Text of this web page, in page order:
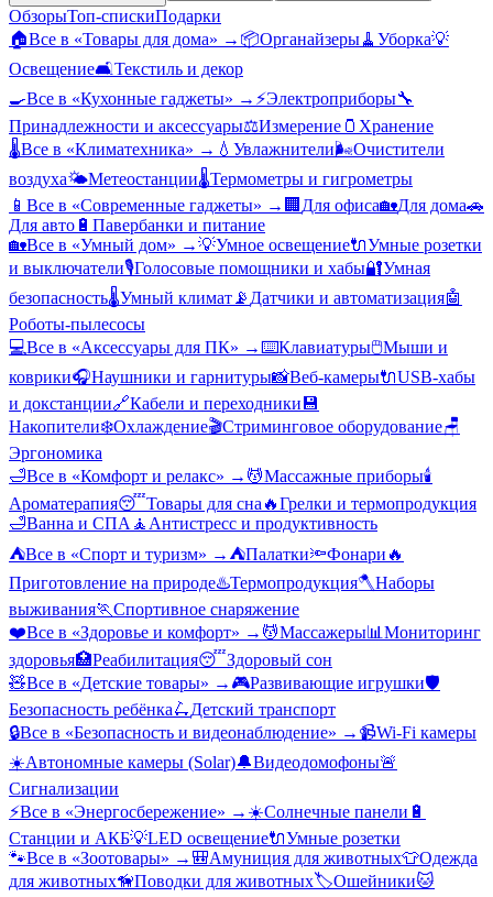
ОбзорыТоп-спискиПодарки
🏠Все в «Товары для дома» → 📦Органайзеры🧹 Уборка💡
Освещение🛋️Текстиль и декор
🍳Все в «Кухонные гаджеты» → ⚡Электроприборы🔧
Принадлежности и аксессуары⚖️Измерение 🫙 Хранение
🌡️Все в «Климатехника» → 💧 Увлажнители🌬️Очистители
воздуха🌤️Метеостанции🌡️Термометры и гигрометры
📱 Все в «Современные гаджеты» → 🏢 Для офиса🏡Для дома🚗
Для авто 🔋 Павербанки и питание
🏡Все в «Умный дом» →💡Умное освещение🔌Умные розетки
и выключатели🎙️Голосовые помощники и хабы🔐Умная
безопасность🌡️Умный климат 📡 Датчики и автоматизация🤖
Роботы-пылесосы
💻Все в «Аксессуары для ПК» →⌨️Клавиатуры🖱️Мыши и
коврики🎧Наушники и гарнитуры📸Веб-камеры🔌USB-хабы
и докстанции🔗Кабели и переходники 💾
Накопители❄️Охлаждение🎬Стриминговое оборудование🪑
Эргономика
🛁Все в «Комфорт и релакс» → 💆Массажные приборы🕯️
Ароматерапия😴Товары для сна 🔥Грелки и термопродукция
🛁Ванна и СПА 🧘 Антистресс и продуктивность
⛺Все в «Спорт и туризм» → ⛺Палатки🔦Фонари 🔥
Приготовление на природе♨️Термопродукция🪓Наборы
выживания🏃Спортивное снаряжение
❤️Все в «Здоровье и комфорт» → 💆Массажеры📊 Мониторинг
здоровья🏥Реабилитация😴Здоровый сон
🧸Все в «Детские товары» → 🎮Развивающие игрушки🛡️
Безопасность ребёнка🛴Детский транспорт
🔒Все в «Безопасность и видеонаблюдение» → 📹Wi-Fi камеры
☀️Автономные камеры (Solar)🔔Видеодомофоны🚨
Сигнализации
⚡Все в «Энергосбережение» → ☀️Солнечные панели 🔋
Станции и АКБ💡LED освещение🔌Умные розетки
🐾Все в «Зоотовары» → 🎒Амуниция для животных👕Одежда
для животных🦮Поводки для животных🏷️Ошейники🐱